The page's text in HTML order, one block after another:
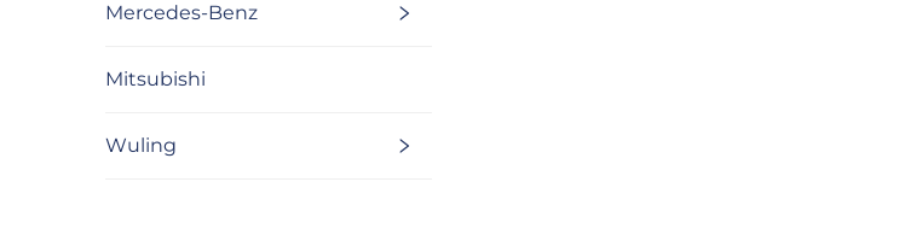
Mercedes-Benz
Mitsubishi
Wuling